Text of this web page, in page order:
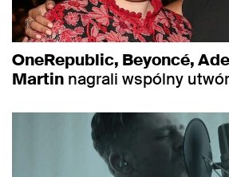
OneRepublic, Beyoncé,
Martin nagrali wspólny utwór